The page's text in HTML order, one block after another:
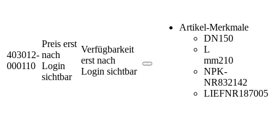
403012-
000110
Preis erst
nach
Login
sichtbar
Verfügbarkeit
erst nach
Login sichtbar
Artikel-Merkmale
DN150
L
mm210
NPK-
NR832142
LIEFNR187005